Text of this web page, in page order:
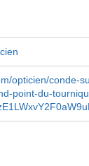
opticien/conde-
point-du-